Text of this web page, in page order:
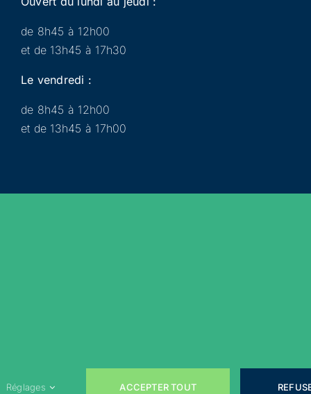
de 8h45 à 12h00
et de 13h45 à 17h30
Le vendredi :
de 8h45 à 12h00
et de 13h45 à 17h00
Réglages ACCEPTER TOUT